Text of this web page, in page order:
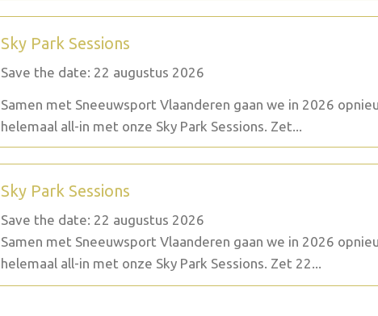
Sky Park Sessions
Save the date: 22 augustus 2026
Samen met Sneeuwsport Vlaanderen gaan we in 2026
helemaal all-in met onze Sky Park Sessions. Zet...
Sky Park Sessions
Save the date: 22 augustus 2026
Samen met Sneeuwsport Vlaanderen gaan we in 2026
helemaal all-in met onze Sky Park Sessions. Zet 22...